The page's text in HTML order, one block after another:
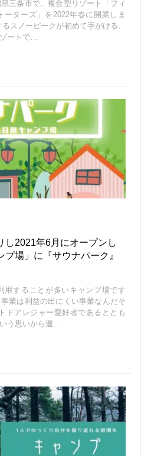
三条市で、複合型リゾート「フィ
ターズ」を2022年春に開業しま
スノーピークが初めて手がける、
ートで…
し2021年6月にオープンし
場」に『サウナパーク』
用することが多いキャンプ場です
業は利益の出にくい事業なんだそ
ドアレジャー愛好者であるととも
う思いから運…